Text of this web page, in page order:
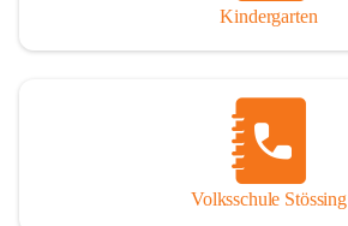
Kindergarten
Volksschule Stössing